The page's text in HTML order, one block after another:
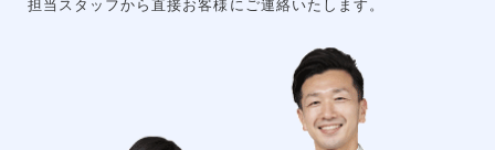
担当スタッフから直接お客様にご連絡いたします。